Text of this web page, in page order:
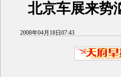
北京车展来势
2008年04月18日07:43